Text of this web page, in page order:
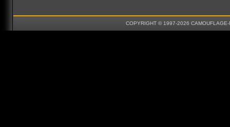
COPYRIGHT © 1997-2026 CAMOUFLAGE-